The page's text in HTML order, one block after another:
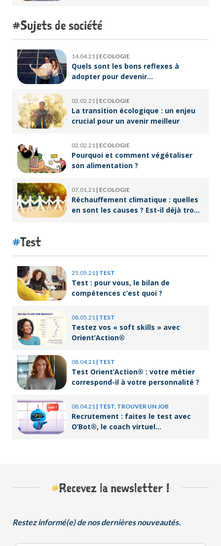
Sujets de société
14.04.21 | ECOLOGIE
Quels sont les bons reflexes à
adopter pour devenir
02.02.21 | ECOLOGIE
La transition écologique : un enjeu
crucial pour un avenir meilleur
02.02.21 | ECOLOGIE
Pourquoi et comment végétaliser
son alimentation ?
07.01.21 | ECOLOGIE
Réchauffement climatique : quelles
en sont les causes ? Est-il déjà trop
Test
25.05.21 | TEST
Test : pour vous, le bilan de
compétences c’est quoi ?
08.05.21 | TEST
Testez vos « soft skills » avec
Orient’Action®
08.04.21 | TEST
Test Orient’Action® : votre métier
correspond-il à votre personnalité ?
08.04.21 | TEST, TROUVER UN JOB
Recrutement : faites le test avec
O’Bot®, le coach virtuel
#Recevez la newsletter !
Restez informé(e) de nos dernières nouveautés.